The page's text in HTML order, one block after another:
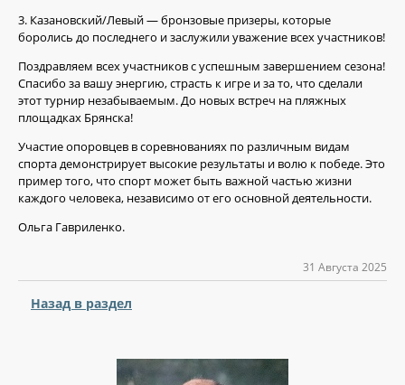
3. Казановский/Левый — бронзовые призеры, которые
боролись до последнего и заслужили уважение всех участников!
Поздравляем всех участников с успешным завершением сезона!
Спасибо за вашу энергию, страсть к игре и за то, что сделали
этот турнир незабываемым. До новых встреч на пляжных
площадках Брянска!
Участие опоровцев в соревнованиях по различным видам
спорта демонстрирует высокие результаты и волю к победе. Это
пример того, что спорт может быть важной частью жизни
каждого человека, независимо от его основной деятельности.
Ольга Гавриленко.
31 Августа 2025
Назад в раздел